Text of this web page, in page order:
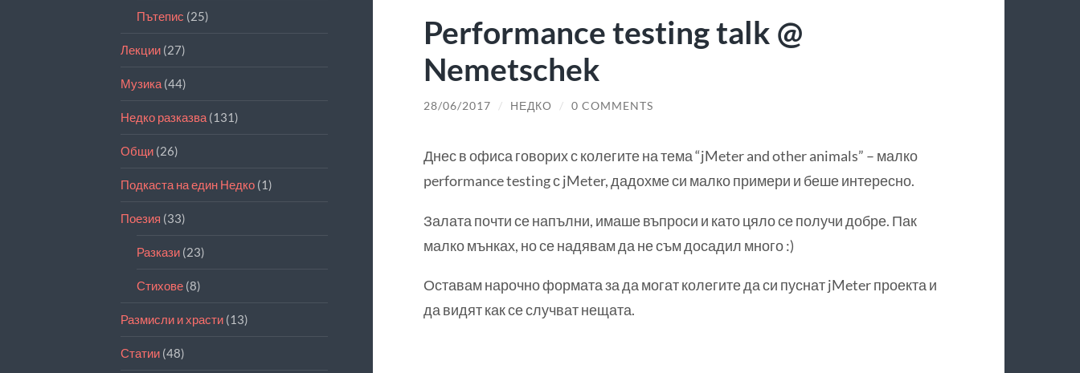
Пътепис (25)
Лекции(27)
Музика(44)
Недко разказва(131)
Общи(26)
Подкаста на един Недко(1)
Поезия (33)
Разкази(23)
Стихове(8)
Размисли и храсти(13)
Статии(48)
Performance testing talk @
Nemetschek
28/06/2017 / НЕДКО / 0 COMMENTS
Днес в офиса говорих с колегите на тема “jMeter and other animals” – малко
performance testing с jMeter, дадохме си малко примери и беше интересно.
Залата почти се напълни, имаше въпроси и като цяло се получи добре. Пак
малко мънках, но се надявам да не съм досадил много :)
Оставам нарочно формата за да могат колегите да си пуснат jMeter проекта и
да видят как се случват нещата.